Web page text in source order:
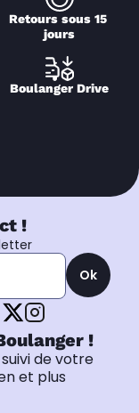
Retours sous 15
jours
Boulanger Drive
!
Ok
!
de votre
et plus